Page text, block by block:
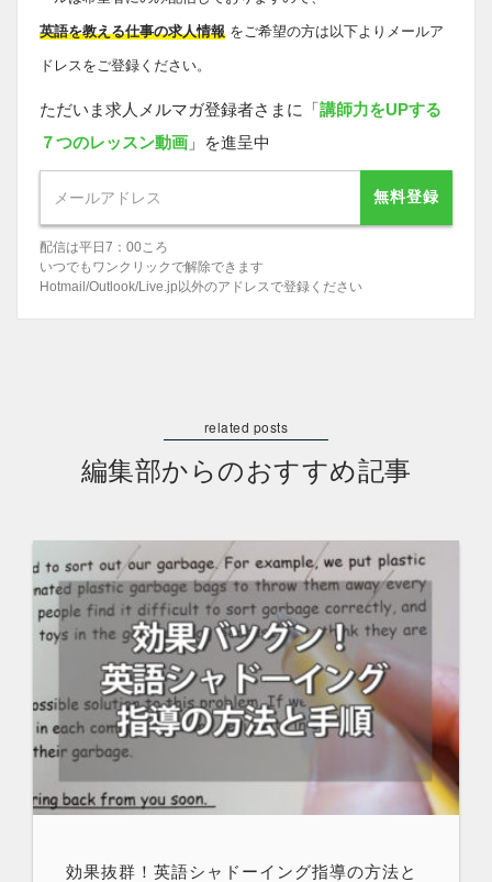
英語を教える仕事の求人情報 をご希望の方は以下よりメールア
ドレスをご登録ください。
ただいま求人メルマガ登録者さまに「講師力をUPする
７つのレッスン動画 」を進呈中
無料登録
配信は平日7：00ころ
いつでもワンクリックで解除できます
Hotmail/Outlook/Live.jp以外のアドレスで登録ください
編集部からのおすすめ記事
効果抜群！英語シャドーイング指導の方法と